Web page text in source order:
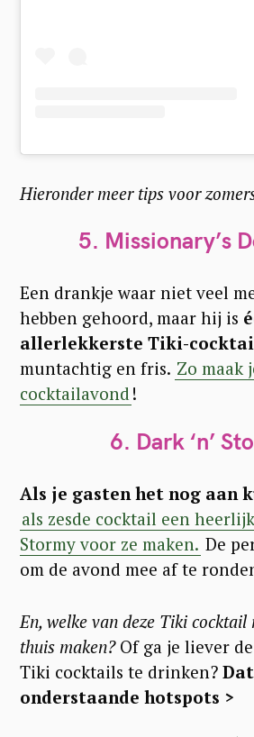
Hieronder meer tips voor
5. Missionary’s
Een drankje waar niet veel
hebben gehoord, maar hij is
allerlekkerste Tiki-
muntachtig en fris. Zo maak
cocktailavond !
6. Dark ‘n’
Als je gasten het nog aan
als zesde cocktail een
Stormy voor ze maken. De
om de avond mee af te
En, welke van deze Tiki cocktail
thuis maken? Of ga je liever
Tiki cocktails te drinken?
onderstaande hotspots >